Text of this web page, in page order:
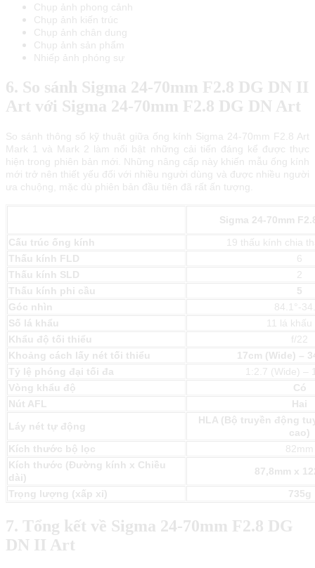
Chụp ảnh phong cảnh
Chụp ảnh kiến trúc
Chụp ảnh chân dung
Chụp ảnh sản phẩm
Nhiếp ảnh phóng sự
6. So sánh Sigma 24-70mm F2.8 DG DN II
Art với Sigma 24-70mm F2.8 DG DN Art
So sánh thông số kỹ thuật giữa ống kính Sigma 24-70mm F2.8 Art
Mark 1 và Mark 2 làm nổi bật những cải tiến đáng kể được thực
hiện trong phiên bản mới. Những nâng cấp này khiến mẫu ống kính
mới trở nên thiết yếu đối với nhiều người dùng và được nhiều người
ưa chuộng, mặc dù phiên bản đầu tiên đã rất ấn tượng.
Sigma 24-70mm
Cấu trúc ống kính
19 thấu kính chia
Thấu kính FLD
6
Thấu kính SLD
2
Thấu kính phi cầu
5
Góc nhìn
84.1°-
Số lá khẩu
11 lá
Khẩu độ tối thiểu
f/22
Khoảng cách lấy nét tối thiểu
17cm (Wide) –
Tỷ lệ phóng đại tối đa
1:2.7 (Wide) –
Vòng khẩu độ
Có
Nút AFL
Hai
Láy nét tự động
HLA (Bộ truyền động
cao)
Kích thước bộ lọc
82mm
Kích thước (Đường kính x Chiều
dài)
87,8mm x
Trọng lượng (xấp xỉ)
735g
7. Tổng kết về Sigma 24-70mm F2.8 DG
DN II Art